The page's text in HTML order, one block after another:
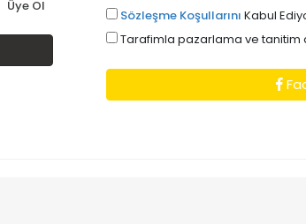
Üye Ol
Sözleşme Koşullarını Kabul
Tarafimla pazarlama ve